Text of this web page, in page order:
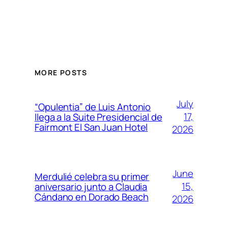
MORE POSTS
“Opulentia” de Luis Antonio
llega a la Suite Presidencial de
Fairmont El San Juan Hotel
July
17,
2026
Merdulié celebra su primer
aniversario junto a Claudia
Cándano en Dorado Beach
June
15,
2026